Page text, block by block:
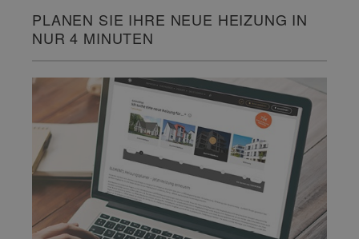
PLANEN SIE IHRE NEUE HEIZUNG IN
NUR 4 MINUTEN